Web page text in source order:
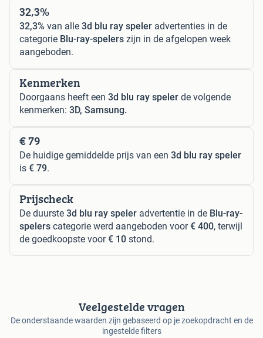
32,3%
32,3% van alle 3d blu ray speler advertenties in de
categorie Blu-ray-spelers zijn in de afgelopen week
aangeboden.
Kenmerken
Doorgaans heeft een 3d blu ray speler de volgende
kenmerken: 3D, Samsung.
€ 79
De huidige gemiddelde prijs van een 3d blu ray speler
is € 79.
Prijscheck
De duurste 3d blu ray speler advertentie in de Blu-ray-
spelers categorie werd aangeboden voor€ 400, terwijl
de goedkoopste voor€ 10 stond.
Veelgestelde vragen
De onderstaande waarden zijn gebaseerd op je zoekopdracht en de
ingestelde filters